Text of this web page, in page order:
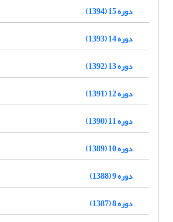
دوره 15 (1394)
دوره 14 (1393)
دوره 13 (1392)
دوره 12 (1391)
دوره 11 (1390)
دوره 10 (1389)
دوره 9 (1388)
دوره 8 (1387)